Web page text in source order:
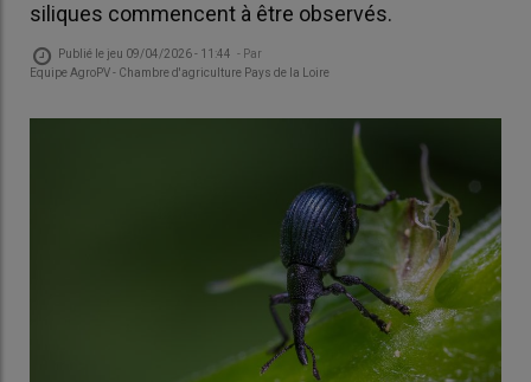
siliques commencent à être observés.
Publié le jeu 09/04/2026 - 11:44 - Par
Equipe AgroPV - Chambre d'agriculture Pays de la Loire